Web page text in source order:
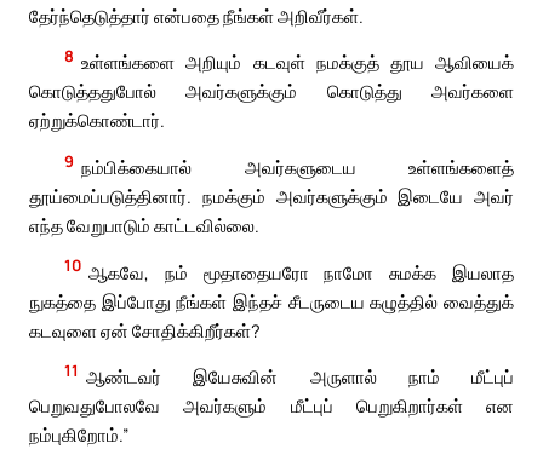
தேர்ந்தெடுத்தார் என்பதை நீங்கள் அறிவீர்கள்.
8 உள்ளங்களை அறியும் கடவுள் நமக்குத் தூய ஆவியைக்
கொடுத்ததுபோல் அவர்களுக்கும் கொடுத்து அவர்களை
ஏற்றுக்கொண்டார்.
9 நம்பிக்கையால் அவர்களுடைய உள்ளங்களைத்
தூய்மைப்படுத்தினார். நமக்கும் அவர்களுக்கும் இடையே அவர்
எந்த வேறுபாடும் காட்டவில்லை.
10 ஆகவே, நம் மூதாதையரோ நாமோ சுமக்க இயலாத
நுகத்தை இப்போது நீங்கள் இந்தச் சீடருடைய கழுத்தில் வைத்துக்
கடவுளை ஏன் சோதிக்கிறீர்கள்?
11 ஆண்டவர் இயேசுவின் அருளால் நாம் மீட்புப்
பெறுவதுபோலவே அவர்களும் மீட்புப் பெறுகிறார்கள் என
நம்புகிறோம்.”